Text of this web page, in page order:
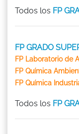
Todos los FP
FP GRADO
FP Laboratorio de
FP Química
FP Química
Todos los FP